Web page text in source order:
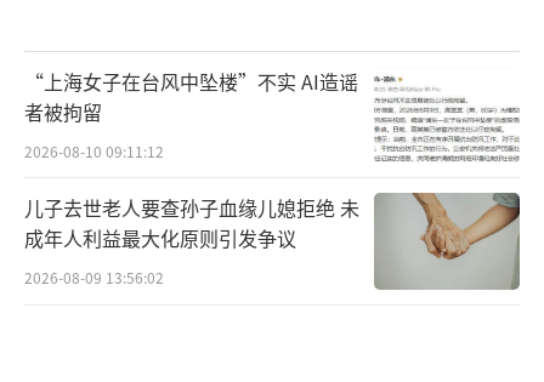
“上海女子在台风中坠楼”不实 AI造谣
者被拘留
2026-08-10 09:11:12
儿子去世老人要查孙子血缘儿媳拒绝 未
成年人利益最大化原则引发争议
2026-08-09 13:56:02